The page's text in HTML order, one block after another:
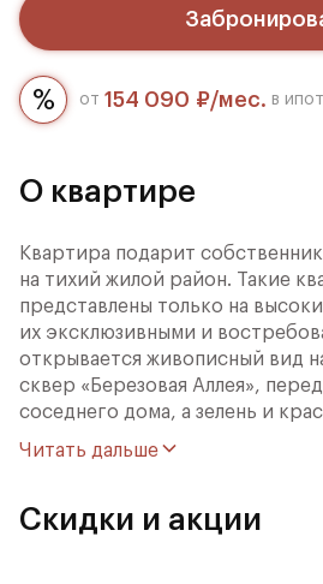
от 154 090 ₽/мес. в
О квартире
Квартира подарит
на тихий жилой район. Такие
представлены только на
их эксклюзивными и
открывается живописный вид
сквер «Березовая Аллея»,
соседнего дома, а зелень и
будете вдали от шума города
Просторная кухня-гостиная
собирать большое количество
Читать дальше
Скидки и акции